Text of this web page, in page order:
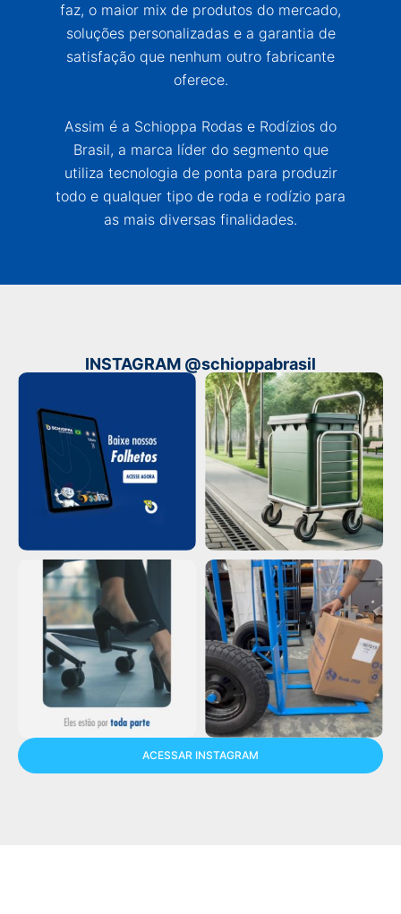
faz, o maior mix de produtos do mercado,
soluções personalizadas e a garantia de
satisfação que nenhum outro fabricante
oferece.
Assim é a Schioppa Rodas e Rodízios do
Brasil, a marca líder do segmento que
utiliza tecnologia de ponta para produzir
todo e qualquer tipo de roda e rodízio para
as mais diversas finalidades.
INSTAGRAM @schioppabrasil
ACESSAR INSTAGRAM